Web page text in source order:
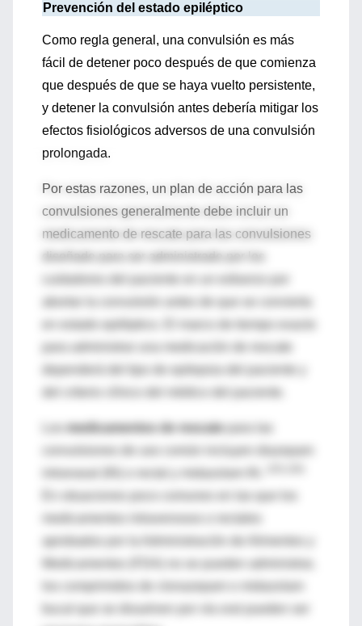
Prevención del estado epiléptico
Como regla general, una convulsión es más
fácil de detener poco después de que comienza
que después de que se haya vuelto persistente,
y detener la convulsión antes debería mitigar los
efectos fisiológicos adversos de una convulsión
prolongada.
Por estas razones, un plan de acción para las
convulsiones generalmente debe incluir un
medicamento de rescate para las convulsiones
diseñado para ser administrado por los
en estado epiléptico. El marco de tiempo exacto
dependerá del tipo de epilepsia del paciente y
medicamentos de rescate
aprobados por la Administración de Alimentos y